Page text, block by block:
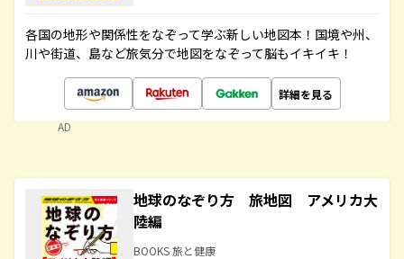
各国の地形や関係性をなぞって学ぶ新しい地図本！国境や州、
川や街道、島など旅気分で地図をなぞって脳もイキイキ！
詳細を見る
AD
地球のなぞり方 旅地図 アメリカ大
陸編
BOOKS 旅と健康